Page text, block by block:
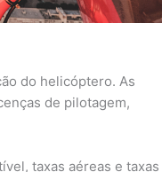
do helicóptero. As
de pilotagem,
taxas aéreas e taxas